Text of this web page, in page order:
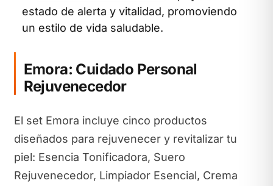
estado de alerta y vitalidad, promoviendo
un estilo de vida saludable.
Emora: Cuidado Personal
Rejuvenecedor
El set Emora incluye cinco productos
diseñados para rejuvenecer y revitalizar tu
piel: Esencia Tonificadora, Suero
Rejuvenecedor, Limpiador Esencial, Crema